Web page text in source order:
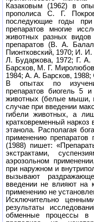
Казаковым (1962) в
прополиса С. Г.
последующие годы при
препаратов многие
животных разных видов
препаратов (В. А.
Пионтковский, 1970; И.
Л. Бударкова, 1972; Г.
Барсков, М. Г.
1984; А. А. Барсков,
В опытах по
препаратов биогель 5
животных (белые мыши,
случае при введении
гибели животных, а
кратковременный
этанола. Располагая
применению
(1988) пишет:
экстрактами,
аэрозольном
при наружном и
вызывают
введении не влияют на
применению не
Исключительно
результаты
обменные процессы в